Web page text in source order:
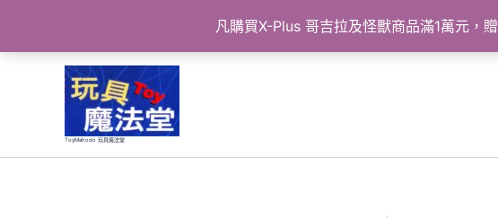
凡購買X-Plus 哥吉拉及怪獸商品滿1萬元，
內
ToyMahodo 玩具魔法堂